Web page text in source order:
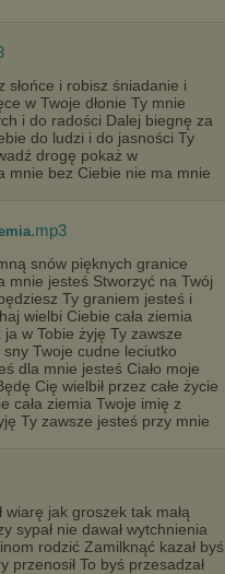
i robisz śniadanie i
w Twoje dłonie Ty mnie
i do radości Dalej biegnę za
do ludzi i do jasności Ty
drogę pokaż w
mnie bez Ciebie nie ma mnie
.mp3
snów pięknych granice
mnie jesteś Stworzyć na Twój
Ty graniem jesteś i
wielbi Ciebie cała ziemia
w Tobie żyję Ty zawsze
Twoje cudne leciutko
dla mnie jesteś Ciało moje
Cię wielbił przez całe życie
cała ziemia Twoje imię z
Ty zawsze jesteś przy mnie
jak groszek tak małą
sypał nie dawał wytchnienia
rodzić Zamilknąć kazał byś
To byś przesadzał